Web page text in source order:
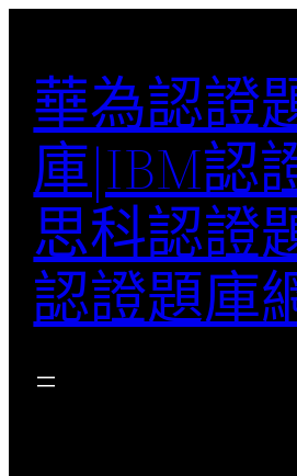
華為認證
庫|IBM認
思科認證
認證題庫